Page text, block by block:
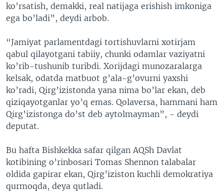
ko’rsatish, demakki, real natijaga erishish imkoniga
ega bo’ladi”, deydi arbob.
“Jamiyat parlamentdagi tortishuvlarni xotirjam
qabul qilayotgani tabiiy, chunki odamlar vaziyatni
ko’rib-tushunib turibdi. Xorijdagi munozaralarga
kelsak, odatda matbuot g’ala-g’ovurni yaxshi
ko’radi, Qirg’izistonda yana nima bo’lar ekan, deb
qiziqayotganlar yo’q emas. Qolaversa, hammani ham
Qirg’izistonga do’st deb aytolmayman”, - deydi
deputat.
Bu hafta Bishkekka safar qilgan AQSh Davlat
kotibining o’rinbosari Tomas Shennon talabalar
oldida gapirar ekan, Qirg’iziston kuchli demokratiya
qurmoqda, deya qutladi.